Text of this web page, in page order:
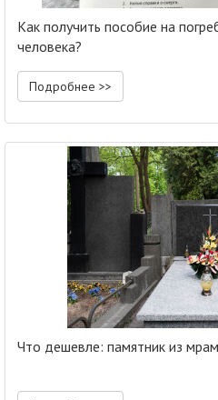
Как получить пособие на
человека?
Подробнее >>
Что дешевле: памятник из